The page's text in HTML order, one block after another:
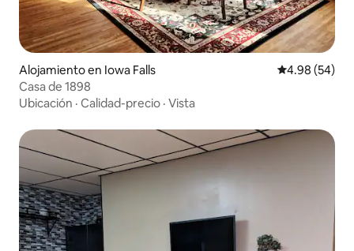
Alojamiento en Iowa Falls Calificación
4.98 (54)
Casa de 1898
Ubicación · Calidad-precio · Vista